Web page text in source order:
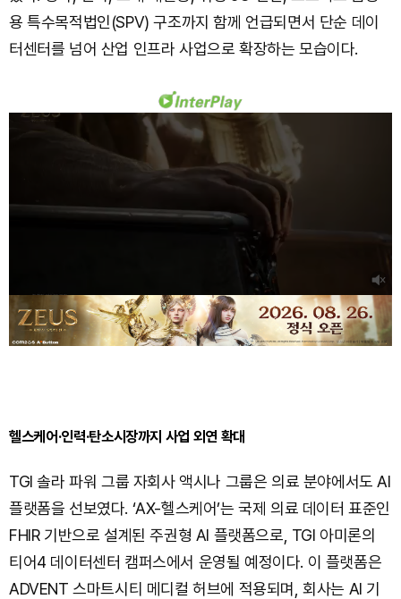
용 특수목적법인(SPV) 구조까지 함께 언급되면서 단순 데이
터센터를 넘어 산업 인프라 사업으로 확장하는 모습이다.
헬스케어·인력·탄소시장까지 사업 외연 확대
TGI 솔라 파워 그룹 자회사 액시나 그룹은 의료 분야에서도 AI
플랫폼을 선보였다. ‘AX-헬스케어’는 국제 의료 데이터 표준인
FHIR 기반으로 설계된 주권형 AI 플랫폼으로, TGI 아미론의
티어4 데이터센터 캠퍼스에서 운영될 예정이다. 이 플랫폼은
ADVENT 스마트시티 메디컬 허브에 적용되며, 회사는 AI 기